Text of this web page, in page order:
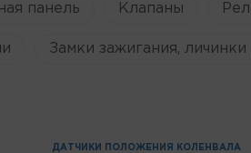
панель Клапаны
Замки зажигания,
ДАТЧИКИ ПОЛОЖЕНИЯ КОЛЕНВАЛА